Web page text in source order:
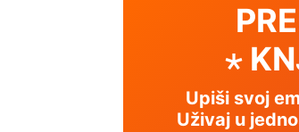
⋆
Upiši svoj
Uživaj u